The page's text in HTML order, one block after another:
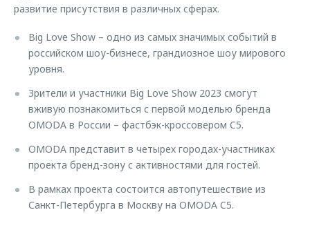
развитие присутствия в различных сферах.
Big Love Show – одно из самых значимых событий в
российском шоу-бизнесе, грандиозное шоу мирового
уровня.
Зрители и участники Big Love Show 2023 смогут
вживую познакомиться с первой моделью бренда
OMODA в России – фастбэк-кроссовером C5.
OMODA представит в четырех городах-участниках
проекта бренд-зону с активностями для гостей.
В рамках проекта состоится автопутешествие из
Санкт-Петербурга в Москву на OMODA C5.